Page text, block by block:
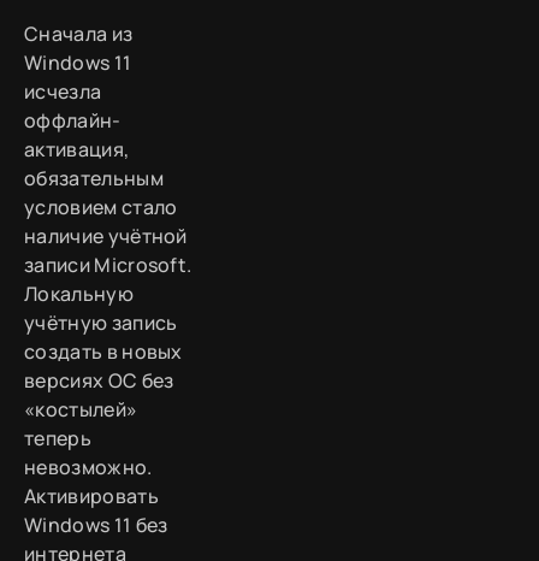
Сначала из
Windows 11
исчезла
оффлайн-
активация,
обязательным
условием стало
наличие учётной
записи Microsoft.
Локальную
учётную запись
создать в новых
версиях ОС без
«костылей»
теперь
невозможно.
Активировать
Windows 11 без
интернета